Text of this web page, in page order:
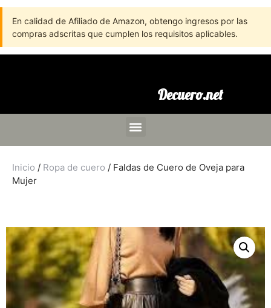
En calidad de Afiliado de Amazon, obtengo ingresos por las
compras adscritas que cumplen los requisitos aplicables.
Decuero.net
Inicio / Ropa de cuero / Faldas de Cuero de Oveja para
Mujer